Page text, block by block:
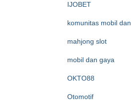
IJOBET
komunitas mobil dan
mahjong slot
mobil dan gaya
OKTO88
Otomotif